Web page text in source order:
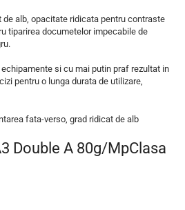
alb, opacitate ridicata pentru contraste
tiparirea documetelor impecabile de
si cu mai putin praf rezultat in
pentru o lunga durata de utilizare,
fata-verso, grad ridicat de alb
Double A 80g/mpClasa